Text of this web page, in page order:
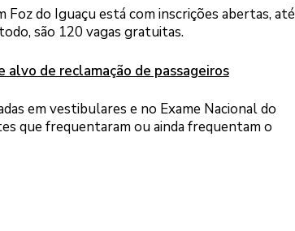
Foz do Iguaçu está com inscrições abertas, até
são 120 vagas gratuitas.
de reclamação de passageiros
em vestibulares e no Exame Nacional do
que frequentaram ou ainda frequentam o